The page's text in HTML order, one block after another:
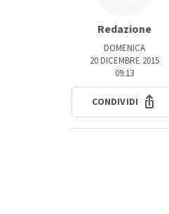
Redazione
DOMENICA
20 DICEMBRE 2015
09:13
CONDIVIDI